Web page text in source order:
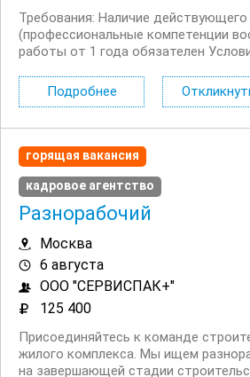
Требования: Наличие
(профессиональные компетенции
работы от 1 года обязателен
4 года) От 30 детей в...
Подробнее
горящая вакансия
кадровое агентство
Разнорабочий
Москва
6 августа
ООО "СЕРВИСПАК+"
125 400
Присоединяйтесь к команде
жилого комплекса. Мы ищем
на завершающей стадии